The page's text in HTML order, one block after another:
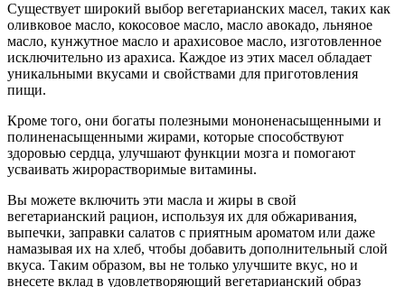
Существует широкий выбор вегетарианских масел, таких как
оливковое масло, кокосовое масло, масло авокадо, льняное
масло, кунжутное масло и арахисовое масло, изготовленное
исключительно из арахиса. Каждое из этих масел обладает
уникальными вкусами и свойствами для приготовления
пищи.
Кроме того, они богаты полезными мононенасыщенными и
полиненасыщенными жирами, которые способствуют
здоровью сердца, улучшают функции мозга и помогают
усваивать жирорастворимые витамины.
Вы можете включить эти масла и жиры в свой
вегетарианский рацион, используя их для обжаривания,
выпечки, заправки салатов с приятным ароматом или даже
намазывая их на хлеб, чтобы добавить дополнительный слой
вкуса. Таким образом, вы не только улучшите вкус, но и
внесете вклад в удовлетворяющий вегетарианский образ